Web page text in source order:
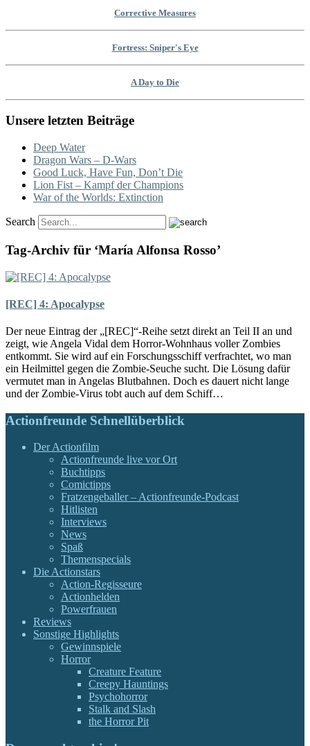
Corrective Measures
Fortress: Sniper's Eye
A Day to Die
Unsere letzten Beiträge
Deep Water
Dragon Wars – D-Wars
Good Luck, Have Fun, Don’t Die
Lion Fist – Kampf der Champions
War of the Worlds: Extinction
Search
Tag-Archiv für ‘María Alfonsa Rosso’
[REC] 4: Apocalypse
Der neue Eintrag der „[REC]“-Reihe setzt direkt an Teil II an und
zeigt, wie Angela Vidal dem Horror-Wohnhaus voller Zombies
entkommt. Sie wird auf ein Forschungsschiff verfrachtet, wo man
ein Heilmittel gegen die Zombie-Seuche sucht. Die Lösung dafür
vermutet man in Angelas Blutbahnen. Doch es dauert nicht lange
und der Zombie-Virus tobt auch auf dem Schiff…
Actionfreunde Schnellüberblick
Der Actionfilm
Actionfreunde live vor Ort
Buchtipps
Comictipps
Fratzengeballer – Actionfreunde-Podcast
Hitlisten
Interviews
News
Spaß
Themenspecials
Die Actionstars
Action-Regisseure
Actionhelden
Powerfrauen
Reviews
Sonstige Highlights
Gewinnspiele
Horror
Creature Feature
Creepy Hauntings
Psychohorror
Stalk and Slash
the Horror Pit